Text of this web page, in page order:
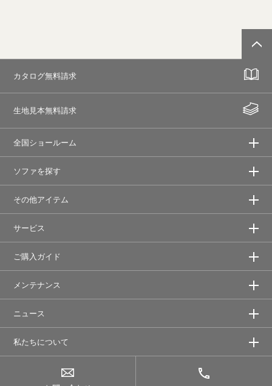
カタログ無料請求
生地見本無料請求
全国ショールーム
ソファを探す
その他アイテム
サービス
ご購入ガイド
メンテナンス
ニュース
私たちについて